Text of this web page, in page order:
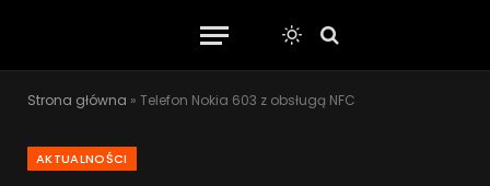
Strona główna » Telefon Nokia 603 z obsługą NFC
AKTUALNOŚCI